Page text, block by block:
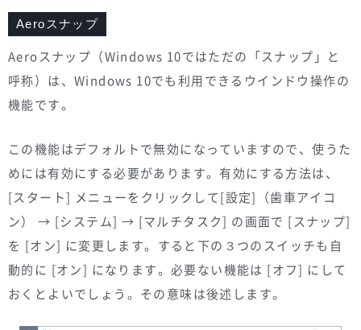
Aeroスナップ
Aeroスナップ（Windows 10ではただの「スナップ」と
呼称）は、Windows 10でも利用できるウインドウ操作の
機能です。
この機能はデフォルトで無効になっていますので、使うた
めには有効にする必要があります。有効にする方法は、
[スタート] メニューをクリックして[設定]（歯車アイコ
ン） → [システム] → [マルチタスク] の画面で [スナップ]
を [オン] に変更します。すると下の３つのスイッチも自
動的に [オン] になります。必要ない機能は [オフ] にして
おくとよいでしょう。その意味は後述します。